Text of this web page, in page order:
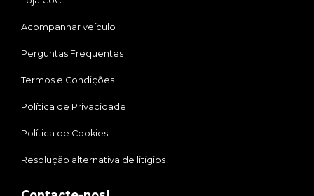
Acompanhar veículo
Perguntas Frequentes
Termos e Condições
Política de Privacidade
Política de Cookies
Resolução alternativa de litígios